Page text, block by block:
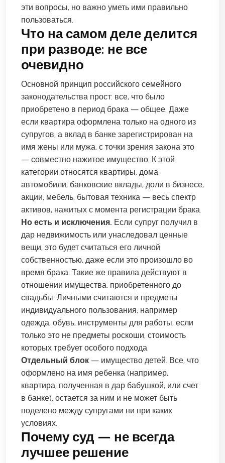
эти вопросы, но важно уметь ими правильно
пользоваться.
Что на самом деле делится
при разводе: не все
очевидно
Основной принцип российского семейного
законодательства прост: все, что было
приобретено в период брака — общее. Даже
если квартира оформлена только на одного из
супругов, а вклад в банке зарегистрирован на
имя жены или мужа, с точки зрения закона это
— совместно нажитое имущество. К этой
категории относятся квартиры, дома,
автомобили, банковские вклады, доли в бизнесе,
акции, мебель, бытовая техника — весь спектр
активов, нажитых с момента регистрации брака.
Но есть и исключения. Если супруг получил в
дар недвижимость или унаследовал ценные
вещи, это будет считаться его личной
собственностью, даже если это произошло во
время брака. Такие же правила действуют в
отношении имущества, приобретенного до
свадьбы. Личными считаются и предметы
индивидуального пользования, например
одежда, обувь, инструменты для работы, если
только это не предметы роскоши, стоимость
которых требует особого подхода.
Отдельный блок — имущество детей. Все, что
оформлено на имя ребенка (например,
квартира, полученная в дар бабушкой, или счет
в банке), остается за ним и не может быть
поделено между супругами ни при каких
условиях.
Почему суд — не всегда
лучшее решение